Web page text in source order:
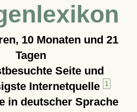
10 Monaten und 21
Tagen
Seite und
Internetquelle
1
in deutscher Sprache